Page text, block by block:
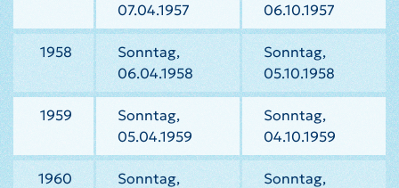
07.04.1957
06.10.1957
1958
Sonntag,
06.04.1958
Sonntag,
05.10.1958
1959
Sonntag,
05.04.1959
Sonntag,
04.10.1959
1960
Sonntag,
Sonntag,